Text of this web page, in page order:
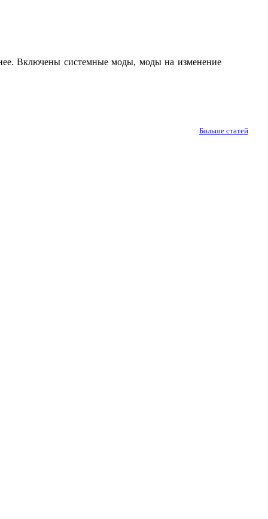
Включены системные моды, моды на изменение
Больше статей